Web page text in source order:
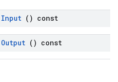
Input () const
Output () const